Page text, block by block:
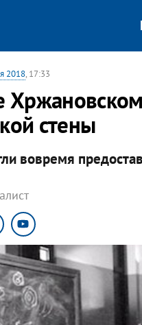
2018, 17:33
стены
вовремя